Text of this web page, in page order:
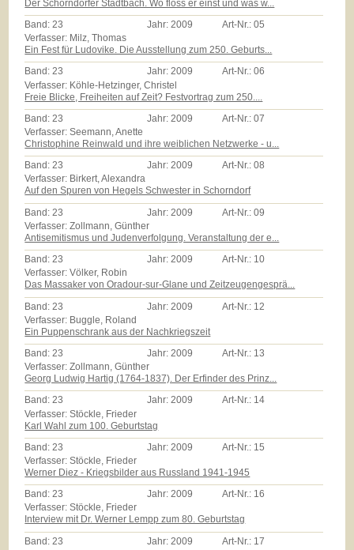
Der Schorndorfer Stadtbach. Wo floss er einst und was w...
Band:23 Jahr:2009 Art-Nr.:05
Verfasser: Milz, Thomas
Ein Fest für Ludovike. Die Ausstellung zum 250. Geburts...
Band:23 Jahr:2009 Art-Nr.:06
Verfasser: Köhle-Hetzinger, Christel
Freie Blicke, Freiheiten auf Zeit? Festvortrag zum 250....
Band: 23 Jahr: 2009 Art-Nr.:07
Verfasser: Seemann, Anette
Christophine Reinwald und ihre weiblichen Netzwerke - u...
Band:23 Jahr:2009 Art-Nr.:08
Verfasser: Birkert, Alexandra
Auf den Spuren von Hegels Schwester in Schorndorf
Band: 23 Jahr: 2009 Art-Nr.:09
Verfasser: Zollmann, Günther
Antisemitismus und Judenverfolgung. Veranstaltung der e...
Band:23 Jahr:2009 Art-Nr.: 10
Verfasser: Völker, Robin
Das Massaker von Oradour-sur-Glane und Zeitzeugengesprä...
Band: 23 Jahr: 2009 Art-Nr.: 12
Verfasser: Buggle, Roland
Ein Puppenschrank aus der Nachkriegszeit
Band:23 Jahr:2009 Art-Nr.: 13
Verfasser: Zollmann, Günther
Georg Ludwig Hartig (1764-1837). Der Erfinder des Prinz...
Band:23 Jahr:2009 Art-Nr.: 14
Verfasser: Stöckle, Frieder
Karl Wahl zum 100. Geburtstag
Band:23 Jahr:2009 Art-Nr.: 15
Verfasser: Stöckle, Frieder
Werner Diez - Kriegsbilder aus Russland 1941-1945
Band:23 Jahr:2009 Art-Nr.: 16
Verfasser: Stöckle, Frieder
Interview mit Dr. Werner Lempp zum 80. Geburtstag
Band: 23 Jahr: 2009 Art-Nr.: 17